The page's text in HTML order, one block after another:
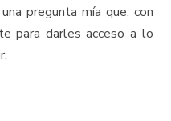
pregunta mía que, con
para darles acceso a lo